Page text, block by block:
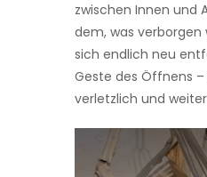
zwischen Innen und
dem, was verborgen
sich endlich neu
Geste des Öffnens
verletzlich und